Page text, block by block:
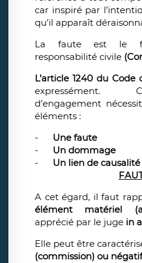
car inspiré par
qu’il apparaît
La faute est le
responsabilité civile
L’article 1240 du Code
expressément.
d’engagement
éléments :
- Une faute
- Un dommage
- Un lien de causalité
A cet égard, il faut
élément matériel
apprécié par le juge in
Elle peut être
(commission) ou